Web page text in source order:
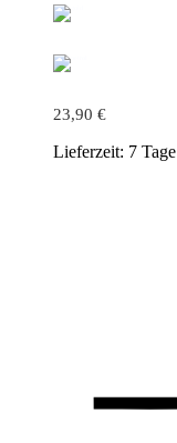
23,90 €
Lieferzeit: 7 Tage